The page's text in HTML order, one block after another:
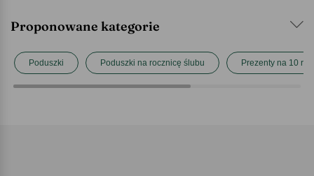
Proponowane kategorie
Poduszki Poduszki na rocznicę ślubu Prezenty na 10